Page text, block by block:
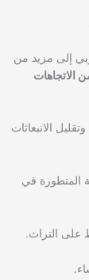
إلى مزيد من
الاتجاهات
الانبعاثات
المتطورة في
على التراث.